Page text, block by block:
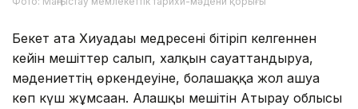
Бекет ата Хиуадағы медресені бітіріп келгеннен
кейін мешіттер салып, халқын сауаттандыруға,
мәдениеттің өркендеуіне, болашаққа жол ашуға
көп күш жұмсаған. Алғашқы мешітін Атырау облысы